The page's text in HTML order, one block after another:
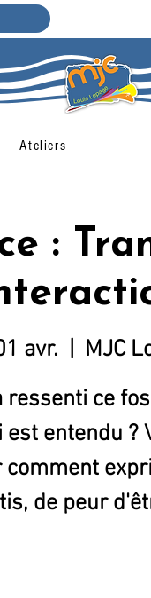
Ateliers
:
avr.
  |
MJC
ressenti ce
est entendu ?
comment
de peur